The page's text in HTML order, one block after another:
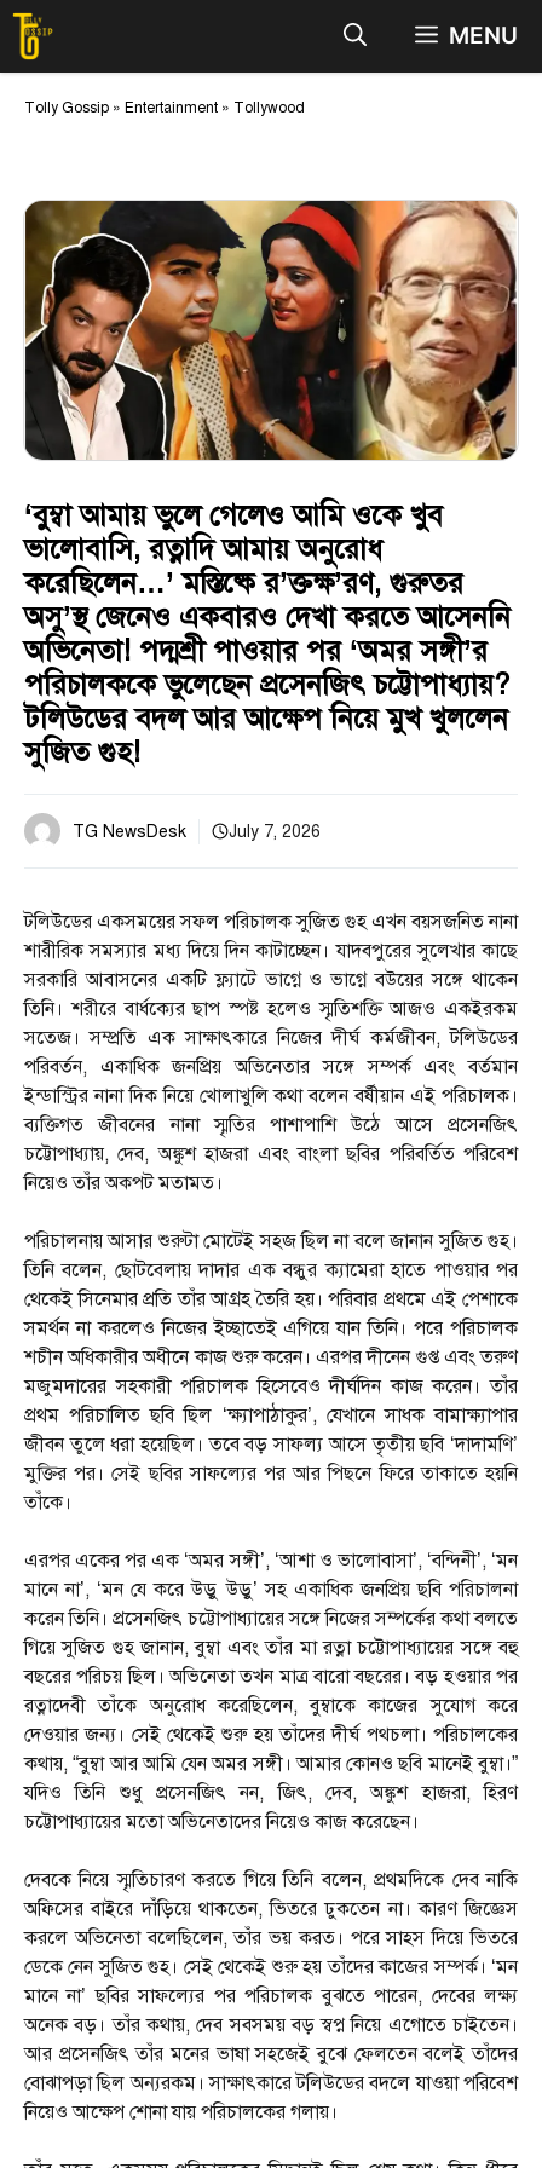
Skip
content
MENU
Tolly Gossip » Entertainment » Tollywood
‘বুম্বা আমায় ভুলে গেলেও আমি ওকে খুব
ভালোবাসি, রত্নাদি আমায় অনুরোধ
করেছিলেন…’ মস্তিষ্কে র’ক্তক্ষ’রণ, গুরুতর
অসু’স্থ জেনেও একবারও দেখা করতে আসেননি
অভিনেতা! পদ্মশ্রী পাওয়ার পর ‘অমর সঙ্গী’র
পরিচালককে ভুলেছেন প্রসেনজিৎ চট্টোপাধ্যায়?
টলিউডের বদল আর আক্ষেপ নিয়ে মুখ খুললেন
সুজিত গুহ!
TG NewsDesk July 7, 2026
টলিউডের একসময়ের সফল পরিচালক সুজিত গুহ এখন বয়সজনিত নানা
শারীরিক সমস্যার মধ্য দিয়ে দিন কাটাচ্ছেন। যাদবপুরের সুলেখার কাছে
সরকারি আবাসনের একটি ফ্ল্যাটে ভাগ্নে ও ভাগ্নে বউয়ের সঙ্গে থাকেন
তিনি। শরীরে বার্ধক্যের ছাপ স্পষ্ট হলেও স্মৃতিশক্তি আজও একইরকম
সতেজ। সম্প্রতি এক সাক্ষাৎকারে নিজের দীর্ঘ কর্মজীবন, টলিউডের
পরিবর্তন, একাধিক জনপ্রিয় অভিনেতার সঙ্গে সম্পর্ক এবং বর্তমান
ইন্ডাস্ট্রির নানা দিক নিয়ে খোলাখুলি কথা বলেন বর্ষীয়ান এই পরিচালক।
ব্যক্তিগত জীবনের নানা স্মৃতির পাশাপাশি উঠে আসে প্রসেনজিৎ
চট্টোপাধ্যায়, দেব, অঙ্কুশ হাজরা এবং বাংলা ছবির পরিবর্তিত পরিবেশ
নিয়েও তাঁর অকপট মতামত।
পরিচালনায় আসার শুরুটা মোটেই সহজ ছিল না বলে জানান সুজিত গুহ।
তিনি বলেন, ছোটবেলায় দাদার এক বন্ধুর ক্যামেরা হাতে পাওয়ার পর
থেকেই সিনেমার প্রতি তাঁর আগ্রহ তৈরি হয়। পরিবার প্রথমে এই পেশাকে
সমর্থন না করলেও নিজের ইচ্ছাতেই এগিয়ে যান তিনি। পরে পরিচালক
শচীন অধিকারীর অধীনে কাজ শুরু করেন। এরপর দীনেন গুপ্ত এবং তরুণ
মজুমদারের সহকারী পরিচালক হিসেবেও দীর্ঘদিন কাজ করেন। তাঁর
প্রথম পরিচালিত ছবি ছিল ‘ক্ষ্যাপাঠাকুর’, যেখানে সাধক বামাক্ষ্যাপার
জীবন তুলে ধরা হয়েছিল। তবে বড় সাফল্য আসে তৃতীয় ছবি ‘দাদামণি’
মুক্তির পর। সেই ছবির সাফল্যের পর আর পিছনে ফিরে তাকাতে হয়নি
তাঁকে।
এরপর একের পর এক ‘অমর সঙ্গী’, ‘আশা ও ভালোবাসা’, ‘বন্দিনী’, ‘মন
মানে না’, ‘মন যে করে উড়ু উড়ু’ সহ একাধিক জনপ্রিয় ছবি পরিচালনা
করেন তিনি। প্রসেনজিৎ চট্টোপাধ্যায়ের সঙ্গে নিজের সম্পর্কের কথা বলতে
গিয়ে সুজিত গুহ জানান, বুম্বা এবং তাঁর মা রত্না চট্টোপাধ্যায়ের সঙ্গে বহু
বছরের পরিচয় ছিল। অভিনেতা তখন মাত্র বারো বছরের। বড় হওয়ার পর
রত্নাদেবী তাঁকে অনুরোধ করেছিলেন, বুম্বাকে কাজের সুযোগ করে
দেওয়ার জন্য। সেই থেকেই শুরু হয় তাঁদের দীর্ঘ পথচলা। পরিচালকের
কথায়, “বুম্বা আর আমি যেন অমর সঙ্গী। আমার কোনও ছবি মানেই বুম্বা।”
যদিও তিনি শুধু প্রসেনজিৎ নন, জিৎ, দেব, অঙ্কুশ হাজরা, হিরণ
চট্টোপাধ্যায়ের মতো অভিনেতাদের নিয়েও কাজ করেছেন।
দেবকে নিয়ে স্মৃতিচারণ করতে গিয়ে তিনি বলেন, প্রথমদিকে দেব নাকি
অফিসের বাইরে দাঁড়িয়ে থাকতেন, ভিতরে ঢুকতেন না। কারণ জিজ্ঞেস
করলে অভিনেতা বলেছিলেন, তাঁর ভয় করত। পরে সাহস দিয়ে ভিতরে
ডেকে নেন সুজিত গুহ। সেই থেকেই শুরু হয় তাঁদের কাজের সম্পর্ক। ‘মন
মানে না’ ছবির সাফল্যের পর পরিচালক বুঝতে পারেন, দেবের লক্ষ্য
অনেক বড়। তাঁর কথায়, দেব সবসময় বড় স্বপ্ন নিয়ে এগোতে চাইতেন।
আর প্রসেনজিৎ তাঁর মনের ভাষা সহজেই বুঝে ফেলতেন বলেই তাঁদের
বোঝাপড়া ছিল অন্যরকম। সাক্ষাৎকারে টলিউডের বদলে যাওয়া পরিবেশ
নিয়েও আক্ষেপ শোনা যায় পরিচালকের গলায়।